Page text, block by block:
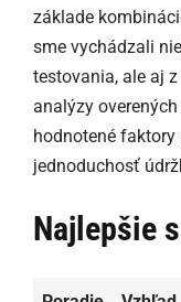
základe
sme vychádzali
testovania, ale aj
analýzy
hodnotené
jednoduchosť
Najlepšie